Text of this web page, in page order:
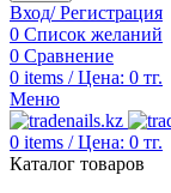
Вход/ Регистрация
0 Список желаний
0 Сравнение
0 items / Цена: 0 тг.
Меню
0 items / Цена: 0 тг.
Каталог товаров